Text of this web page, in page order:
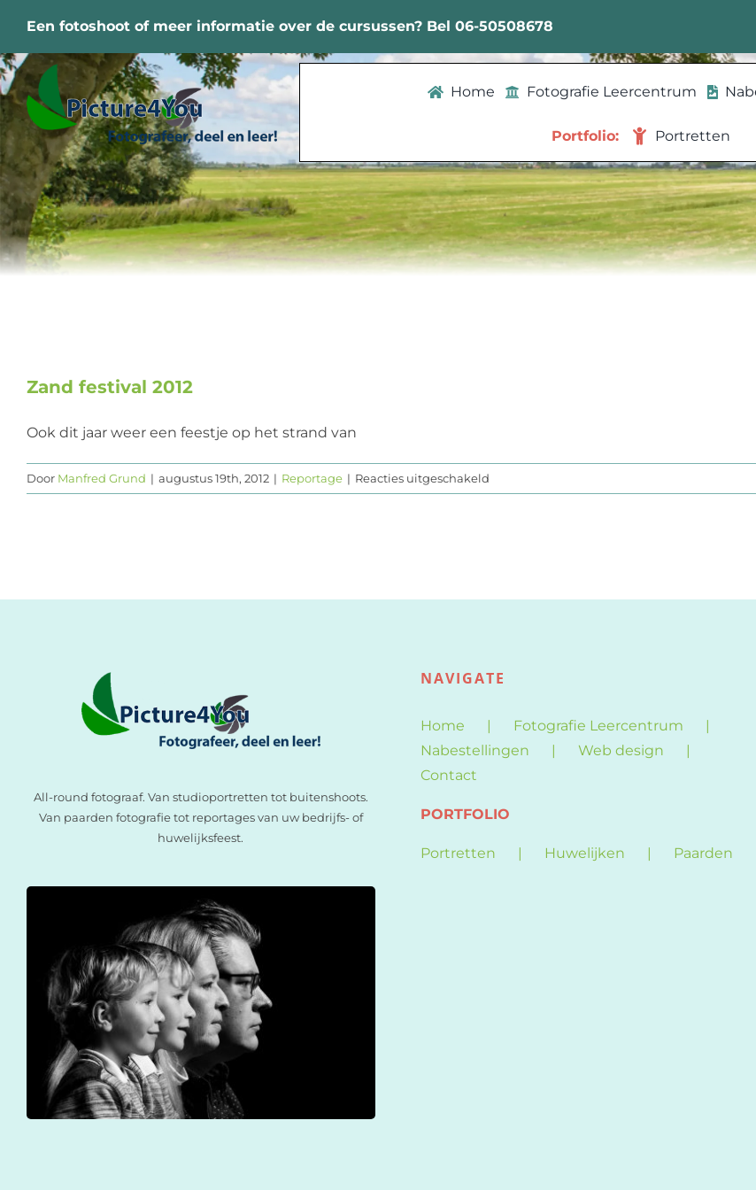
naar
inhoud
Een fotoshoot of meer informatie over de cursussen? Bel 06-50508678
Home Fotografie Leercentrum
Portfolio: Portretten
Zand festival 2012
Ook dit jaar weer een feestje op het strand van
Door Manfred Grund | augustus 19th, 2012 | Reportage | Reacties uitgeschakeld
Zand
All-round fotograaf. Van studioportretten tot buitenshoots.
Van paarden fotografie tot reportages van uw bedrijfs- of
huwelijksfeest.
NAVIGATE
Home
Fotografie Leercentrum
Nabestellingen
Web design
Contact
PORTFOLIO
Portretten Huwelijken Paarden